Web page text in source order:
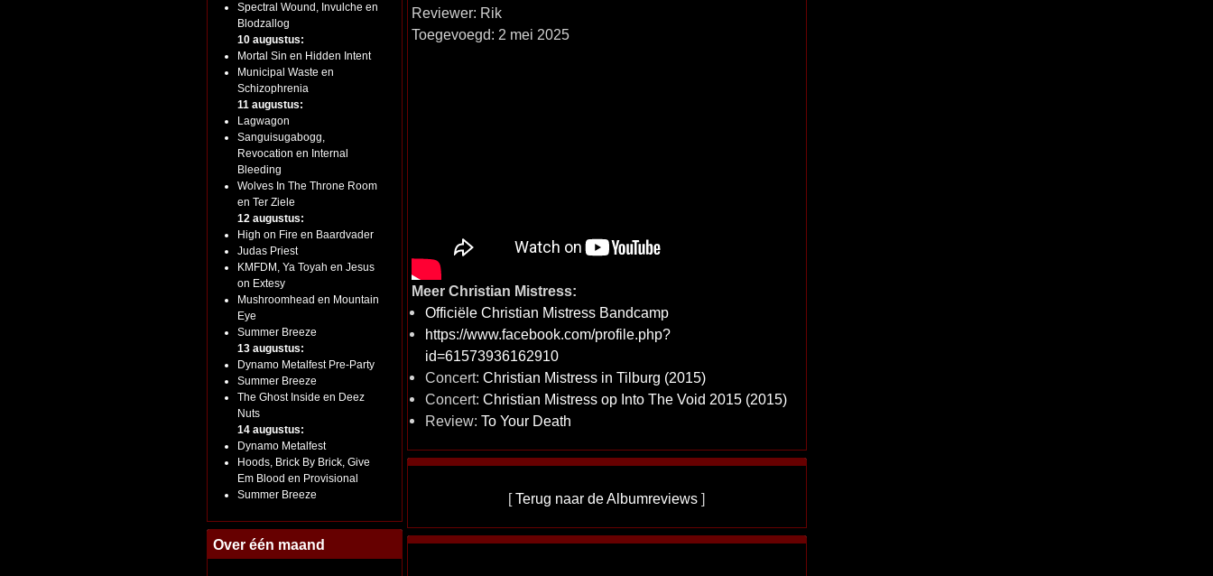
Spectral Wound, Invulche en
Blodzallog
10 augustus:
Mortal Sin en Hidden Intent
Municipal Waste en
Schizophrenia
11 augustus:
Lagwagon
Sanguisugabogg,
Revocation en Internal
Bleeding
Wolves In The Throne Room
en Ter Ziele
12 augustus:
High on Fire en Baardvader
Judas Priest
KMFDM, Ya Toyah en Jesus
on Extesy
Mushroomhead en Mountain
Eye
Summer Breeze
13 augustus:
Dynamo Metalfest Pre-Party
Summer Breeze
The Ghost Inside en Deez
Nuts
14 augustus:
Dynamo Metalfest
Hoods, Brick By Brick, Give
Em Blood en Provisional
Summer Breeze
Over één maand
Reviewer: Rik
Toegevoegd: 2 mei 2025
Meer Christian Mistress:
Officiële Christian Mistress Bandcamp
https://www.facebook.com/profile.php?
id=61573936162910
Concert: Christian Mistress in Tilburg (2015)
Concert: Christian Mistress op Into The Void 2015 (2015)
Review: To Your Death
[Terug naar de Albumreviews ]